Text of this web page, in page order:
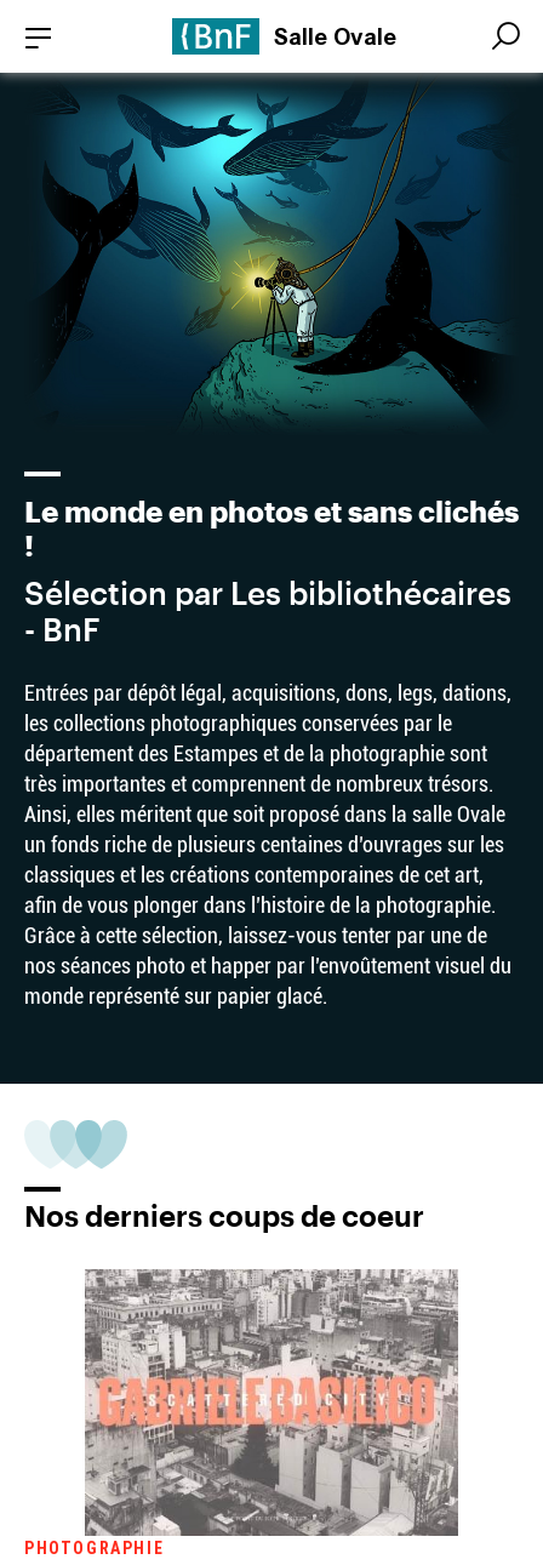
contenu
principal
Salle Ovale Search
Search
Le monde en photos et sans clichés
!
Sélection par Les bibliothécaires
- BnF
Entrées par dépôt légal, acquisitions, dons, legs, dations,
les collections photographiques conservées par le
département des Estampes et de la photographie sont
très importantes et comprennent de nombreux trésors.
Ainsi, elles méritent que soit proposé dans la salle Ovale
un fonds riche de plusieurs centaines d’ouvrages sur les
classiques et les créations contemporaines de cet art,
afin de vous plonger dans l’histoire de la photographie.
Grâce à cette sélection, laissez-vous tenter par une de
nos séances photo et happer par l’envoûtement visuel du
monde représenté sur papier glacé.
Nos derniers coups de coeur
PHOTOGRAPHIE
Panneau de gestion des cookies